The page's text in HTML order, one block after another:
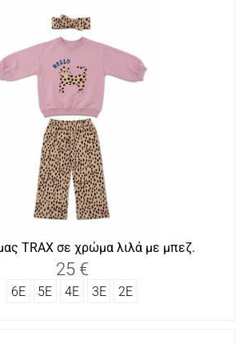
TRAX σε χρώμα λιλά με μπεζ.
25 €
6Ε 5Ε 4Ε 3Ε 2Ε